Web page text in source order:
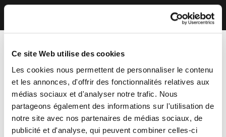
Ce site Web utilise des cookies
Les cookies nous permettent de personnaliser le contenu
et les annonces, d'offrir des fonctionnalités relatives aux
médias sociaux et d'analyser notre trafic. Nous
partageons également des informations sur l'utilisation de
notre site avec nos partenaires de médias sociaux, de
publicité et d'analyse, qui peuvent combiner celles-ci